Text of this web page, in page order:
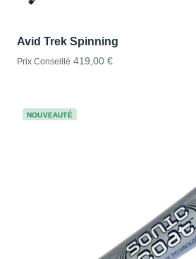
Avid Trek Spinning
Prix Conseillé 419,00 €
NOUVEAUTÉ